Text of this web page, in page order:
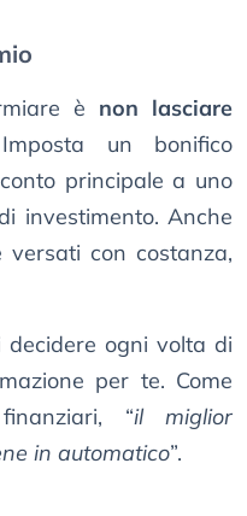
è non lasciare
un bonifico
principale a uno
investimento. Anche
con costanza,
ogni volta di
per te. Come
“il miglior
in automatico”.